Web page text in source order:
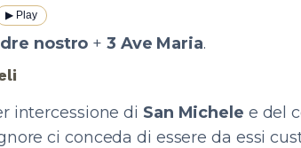
▶︎ Play
nostro +3 Ave Maria.
intercessione di San Michele e del
ci conceda di essere da essi